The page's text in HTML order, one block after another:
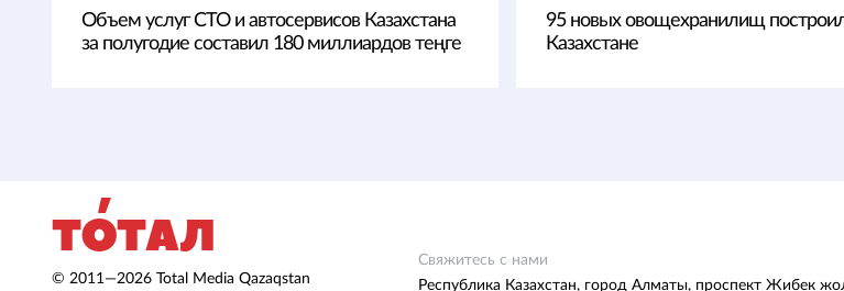
Объем услуг СТО и автосервисов Казахстана
за полугодие составил 180 миллиардов теңге
95 новых овощехранилищ
Казахстане
© 2011—2026 Total Media Qazaqstan
Свяжитесь с нами
Республика Казахстан, город Алматы, проспект Жибек